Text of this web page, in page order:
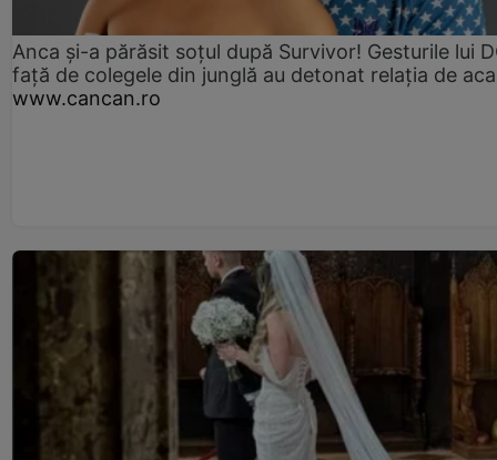
Anca și-a părăsit soțul după Survivor! Gesturile lui
față de colegele din junglă au detonat relația de
www.cancan.ro